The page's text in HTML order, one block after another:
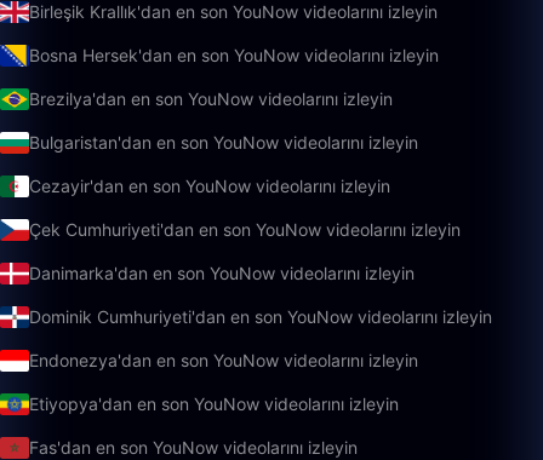
Birleşik Krallık'dan en son YouNow videolarını izleyin
Bosna Hersek'dan en son YouNow videolarını izleyin
Brezilya'dan en son YouNow videolarını izleyin
Bulgaristan'dan en son YouNow videolarını izleyin
Cezayir'dan en son YouNow videolarını izleyin
Çek Cumhuriyeti'dan en son YouNow videolarını izleyin
Danimarka'dan en son YouNow videolarını izleyin
Dominik Cumhuriyeti'dan en son YouNow videolarını izleyin
Endonezya'dan en son YouNow videolarını izleyin
Etiyopya'dan en son YouNow videolarını izleyin
Fas'dan en son YouNow videolarını izleyin